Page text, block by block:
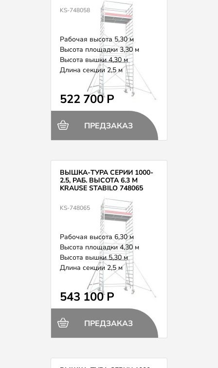
KS-748058
Рабочая высота 5,30 м
Высота площадки 3,30 м
Высота вышки 4,30 м
Длина секции 2,5 м
Вес 141,0 кг
522 700 Р
ПРЕДЗАКАЗ
ВЫШКА-ТУРА СЕРИИ 1000-
2.5, РАБ. ВЫСОТА 6.3 М
KRAUSE STABILO 748065
KS-748065
Рабочая высота 6,30 м
Высота площадки 4,30 м
Высота вышки 5,30 м
Длина секции 2,5 м
Вес 155,0 кг
543 100 Р
ПРЕДЗАКАЗ